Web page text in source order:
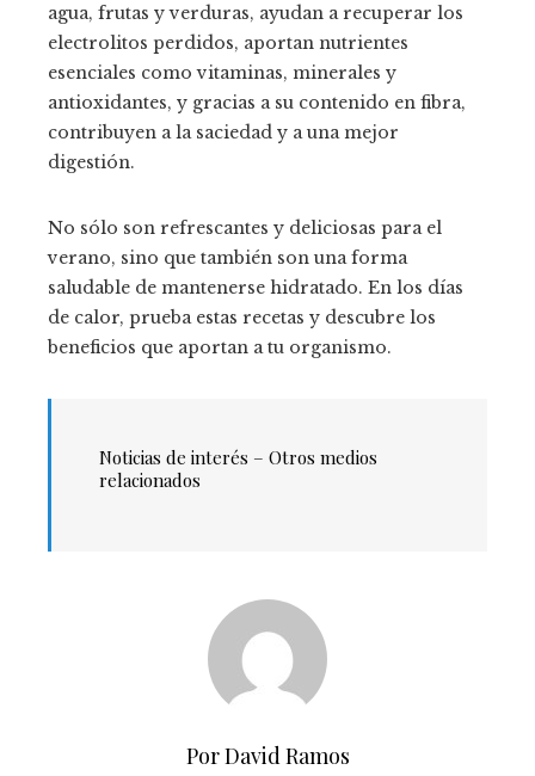
agua, frutas y verduras, ayudan a recuperar los
electrolitos perdidos, aportan nutrientes
esenciales como vitaminas, minerales y
antioxidantes, y gracias a su contenido en fibra,
contribuyen a la saciedad y a una mejor
digestión.
No sólo son refrescantes y deliciosas para el
verano, sino que también son una forma
saludable de mantenerse hidratado. En los días
de calor, prueba estas recetas y descubre los
beneficios que aportan a tu organismo.
Noticias de interés – Otros medios
relacionados
Por David Ramos